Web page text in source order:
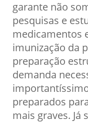
garante não
pesquisas e
medicamentos
imunização da
preparação
demanda
preparados
mais graves. Já